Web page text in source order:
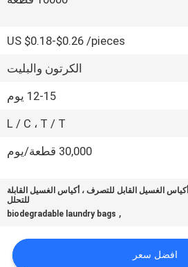
US $0.18-$0.26 /pieces
الكرتون والبليت
12-15 يوم
L / C ، T / T
30,000 قطعة/يوم
أكياس الغسيل القابل للتصرف ، أكياس الغسيل القابلة
للتحلل
,
biodegradable laundry bags
افضل سعر